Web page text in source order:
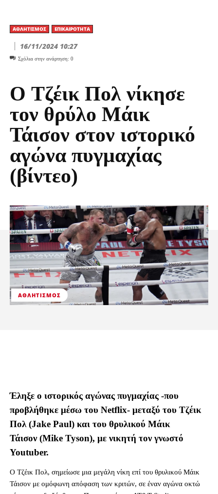
ΑΘΛΗΤΙΣΜΌΣ ΕΠΙΚΑΙΡΌΤΗΤΑ
16/11/2024 10:27
Σχόλια στην ανάρτηση: 0
O Τζέικ Πολ νίκησε
τον θρύλο Μάικ
Τάισον στον ιστορικό
αγώνα πυγμαχίας
(βίντεο)
ΑΘΛΗΤΙΣΜΌΣ
Έληξε ο ιστορικός αγώνας πυγμαχίας -που
προβλήθηκε μέσω του Netflix- μεταξύ του Τζέικ
Πολ (Jake Paul) και του θρυλικού Μάικ
Τάισον (Mike Tyson), με νικητή τον γνωστό
Youtuber.
Ο Τζέικ Πολ, σημείωσε μια μεγάλη νίκη επί του θρυλικού Μάικ
Τάισον με ομόφωνη απόφαση των κριτών, σε έναν αγώνα οκτώ